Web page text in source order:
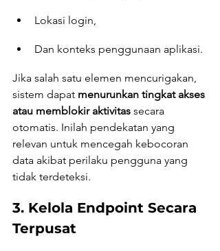
Lokasi login,
Dan konteks penggunaan aplikasi.
Jika salah satu elemen mencurigakan,
sistem dapat menurunkan tingkat akses
atau memblokir aktivitas secara
otomatis. Inilah pendekatan yang
relevan untuk mencegah kebocoran
data akibat perilaku pengguna yang
tidak terdeteksi.
3. Kelola Endpoint Secara
Terpusat